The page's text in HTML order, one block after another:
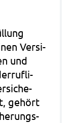
Ver­si­
und
gehört